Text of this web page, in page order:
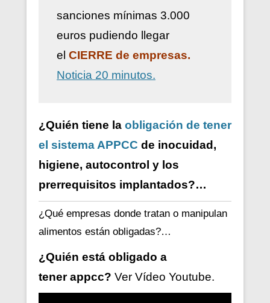
sanciones mínimas 3.000
euros pudiendo llegar
el CIERRE de empresas.
Noticia 20 minutos.
¿Quién tiene la obligación de tener
el sistema APPCC de inocuidad,
higiene, autocontrol y los
prerrequisitos implantados?…
¿Qué empresas donde tratan o manipulan
alimentos están obligadas?…
¿Quién está obligado a
tenerappcc? Ver Vídeo Youtube.